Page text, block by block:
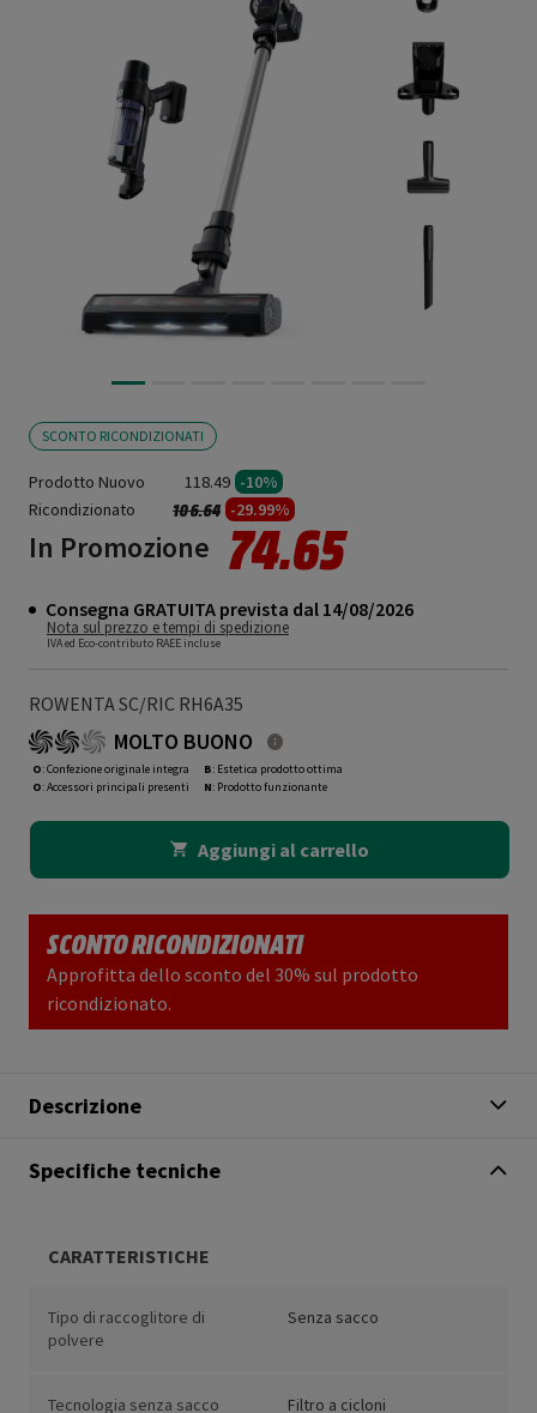
SCONTO RICONDIZIONATI
Prodotto Nuovo 118.49 -10%
Ricondizionato
Prezzo ridotto da
106.64a -29.99%
In Promozione 74.65
Consegna GRATUITA prevista dal 14/08/2026
Nota sul prezzo e tempi di spedizione
IVA ed Eco-contributo RAEE incluse
ROWENTA SC/RIC RH6A35
MOLTO BUONO
O: Confezione originale integra
O: Accessori principali presenti
B: Estetica prodotto ottima
N: Prodotto funzionante
Aggiungi al carrello
SCONTO RICONDIZIONATI
Approfitta dello sconto del 30% sul prodotto
ricondizionato.
Descrizione
Specifiche tecniche
CARATTERISTICHE
Tipo di raccoglitore di
polvere
Senza sacco
Tecnologia senza sacco Filtro a cicloni